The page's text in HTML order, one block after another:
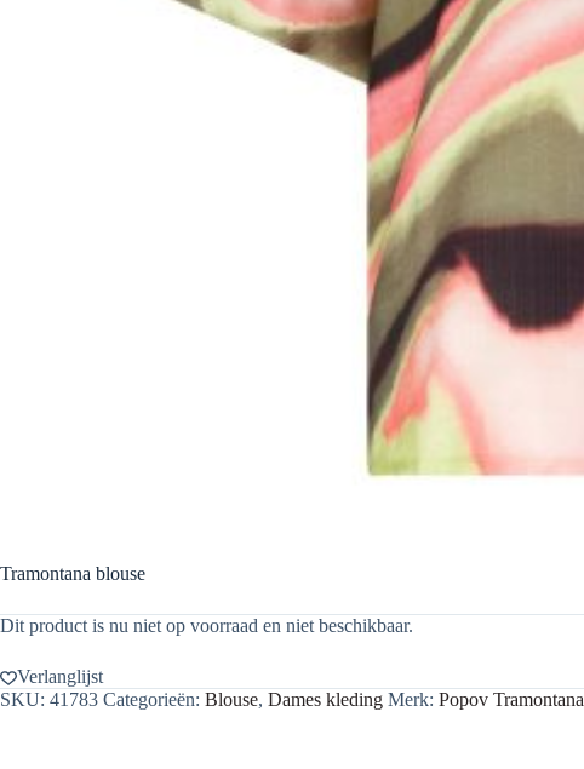
Tramontana blouse
Dit product is nu niet op voorraad en niet beschikbaar.
Verlanglijst
SKU: 41783 Categorieën: Blouse, Dames kleding Merk: Popov Tramontana